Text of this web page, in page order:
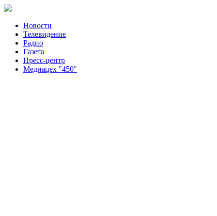
Новости
Телевидение
Радио
Газета
Пресс-центр
Медиацех "450"